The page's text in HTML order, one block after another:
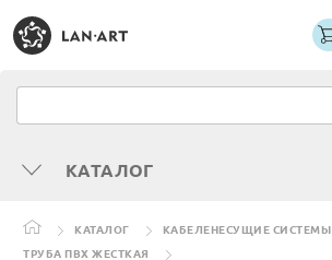
КАТАЛОГ
КАТАЛОГ
КАБЕЛЕНЕСУЩИЕ СИСТЕМЫ
ТРУБА ПВХ ЖЕСТКАЯ